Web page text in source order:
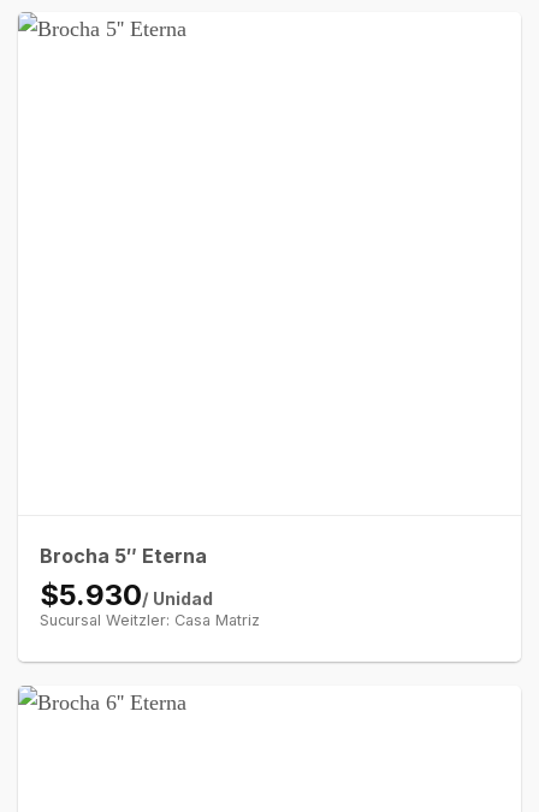
Brocha 5″ Eterna
$5.930/ Unidad
Sucursal Weitzler: Casa Matriz